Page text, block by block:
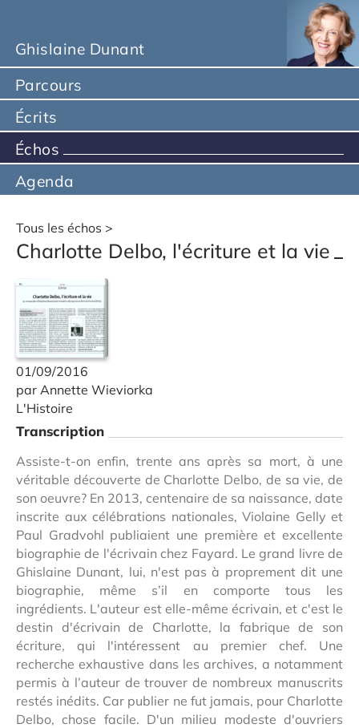
Ghislaine Dunant
Parcours
Écrits
Échos
Agenda
Tous les échos
Charlotte Delbo, l'écriture et la vie
01/09/2016
par Annette Wieviorka
L'Histoire
Transcription
Assiste-t-on enfin, trente ans après sa mort, à une
véritable découverte de Charlotte Delbo, de sa vie, de
son oeuvre? En 2013, centenaire de sa naissance, date
inscrite aux célébrations nationales, Violaine Gelly et
Paul Gradvohl publiaient une première et excellente
biographie de l'écrivain chez Fayard. Le grand livre de
Ghislaine Dunant, lui, n'est pas à proprement dit une
biographie, même s’il en comporte tous les
ingrédients. L'auteur est elle-même écrivain, et c'est le
destin d'écrivain de Charlotte, la fabrique de son
écriture, qui l'intéressent au premier chef. Une
recherche exhaustive dans les archives, a notamment
permis à l’auteur de trouver de nombreux manuscrits
restés inédits. Car publier ne fut jamais, pour Charlotte
Delbo, chose facile. D'un milieu modeste d'ouvriers